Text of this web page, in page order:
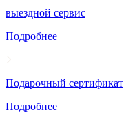
выездной сервис
Подробнее
Подарочный сертификат
Подробнее